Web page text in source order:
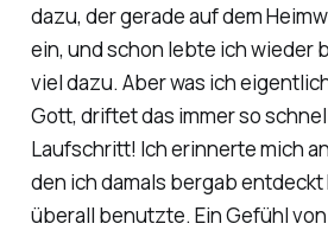
dazu, der gerade auf dem
ein, und schon lebte ich wieder
viel dazu. Aber was ich
Gott, driftet das immer so
Laufschritt! Ich erinnerte mich
den ich damals bergab
überall benutzte. Ein Gefühl